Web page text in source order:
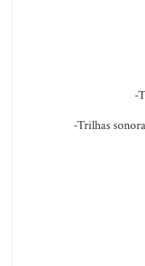
-
-Trilhas